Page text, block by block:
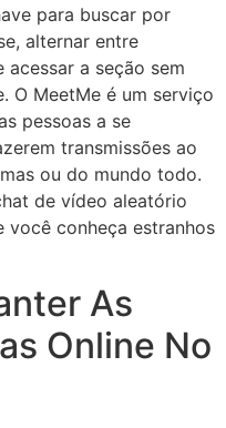
para buscar por
alternar entre
a seção sem
O MeetMe é um serviço
pessoas a se
transmissões ao
ou do mundo todo.
de vídeo aleatório
você conheça estranhos
As
Online No